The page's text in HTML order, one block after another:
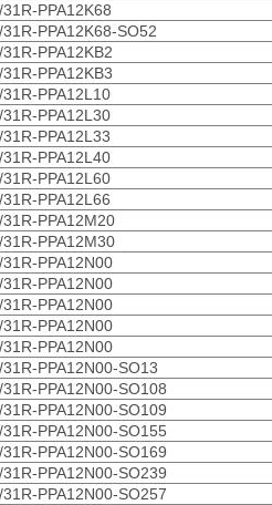
PPA12K68
PPA12K68-SO52
PPA12KB2
PPA12KB3
PPA12L10
PPA12L30
PPA12L33
PPA12L40
PPA12L60
PPA12L66
PPA12M20
PPA12M30
PPA12N00
PPA12N00
PPA12N00
PPA12N00
PPA12N00
PPA12N00-SO13
PPA12N00-SO108
PPA12N00-SO109
PPA12N00-SO155
PPA12N00-SO169
PPA12N00-SO239
PPA12N00-SO257